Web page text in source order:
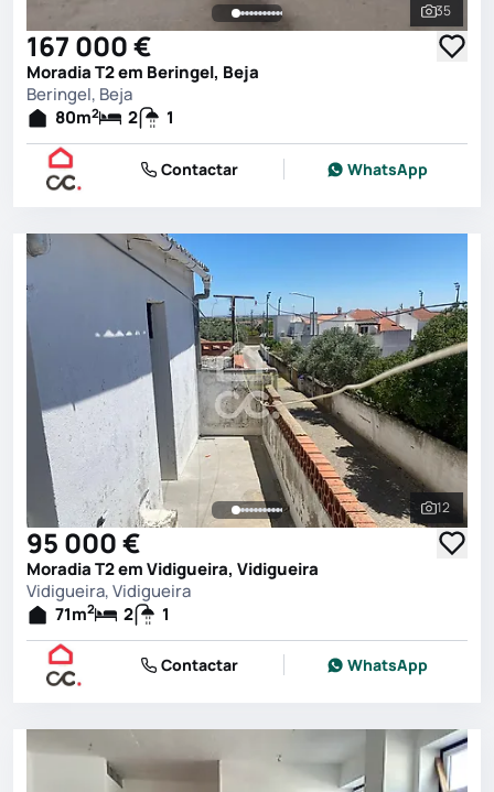
Ver
35
167 000 €
Moradia T2 em Beringel, Beja
Beringel, Beja
80m2 2 1
Contactar WhatsApp
Ver
12
95 000 €
Moradia T2 em Vidigueira, Vidigueira
Vidigueira, Vidigueira
71m2 2 1
Contactar WhatsApp